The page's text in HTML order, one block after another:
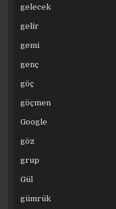
gelecek
gelir
gemi
genç
göç
göçmen
Google
göz
grup
Gül
gümrük